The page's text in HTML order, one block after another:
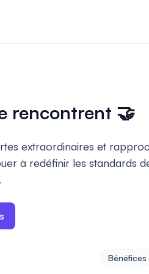
pour votre
facilement
par les pairs.
rencontrent 🤝
extraordinaires et
à redéfinir les standards
Bénéfices